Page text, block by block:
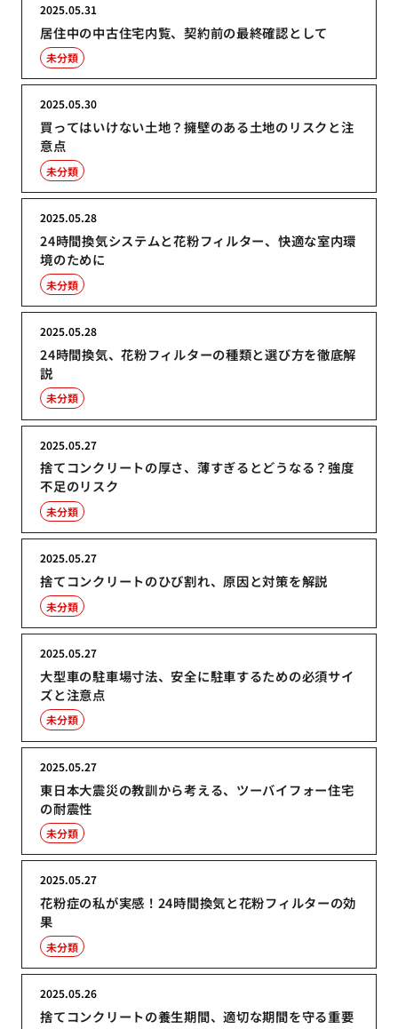
居住中の中古住宅内覧、契約前の最終確認として
2025.05.31
未分類
買ってはいけない土地？擁壁のある土地のリスクと注
意点
2025.05.30
未分類
24時間換気システムと花粉フィルター、快適な室内環
境のために
2025.05.28
未分類
24時間換気、花粉フィルターの種類と選び方を徹底解
説
2025.05.28
未分類
捨てコンクリートの厚さ、薄すぎるとどうなる？強度
不足のリスク
2025.05.27
未分類
捨てコンクリートのひび割れ、原因と対策を解説
2025.05.27
未分類
大型車の駐車場寸法、安全に駐車するための必須サイ
ズと注意点
2025.05.27
未分類
東日本大震災の教訓から考える、ツーバイフォー住宅
の耐震性
2025.05.27
未分類
花粉症の私が実感！24時間換気と花粉フィルターの効
果
2025.05.27
未分類
捨てコンクリートの養生期間、適切な期間を守る重要
2025.05.26